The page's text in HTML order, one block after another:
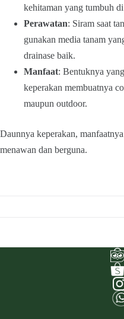
kehitaman yang tumbuh
Perawatan: Siram saat
gunakan media tanam
drainase baik.
Manfaat: Bentuknya
keperakan membuatnya
maupun outdoor.
Daunnya keperakan,
menawan dan berguna.